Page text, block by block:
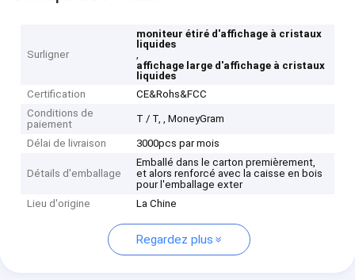
Surligner
moniteur étiré d'affichage à cristaux
liquides
,
affichage large d'affichage à cristaux
liquides
Certification
CE&Rohs&FCC
Conditions de
paiement
T / T, , MoneyGram
Délai de livraison 3000pcs par mois
Détails d'emballage
Emballé dans le carton premièrement,
et alors renforcé avec la caisse en bois
pour l'emballage exter
Lieu d'origine
La Chine
Regardez plus